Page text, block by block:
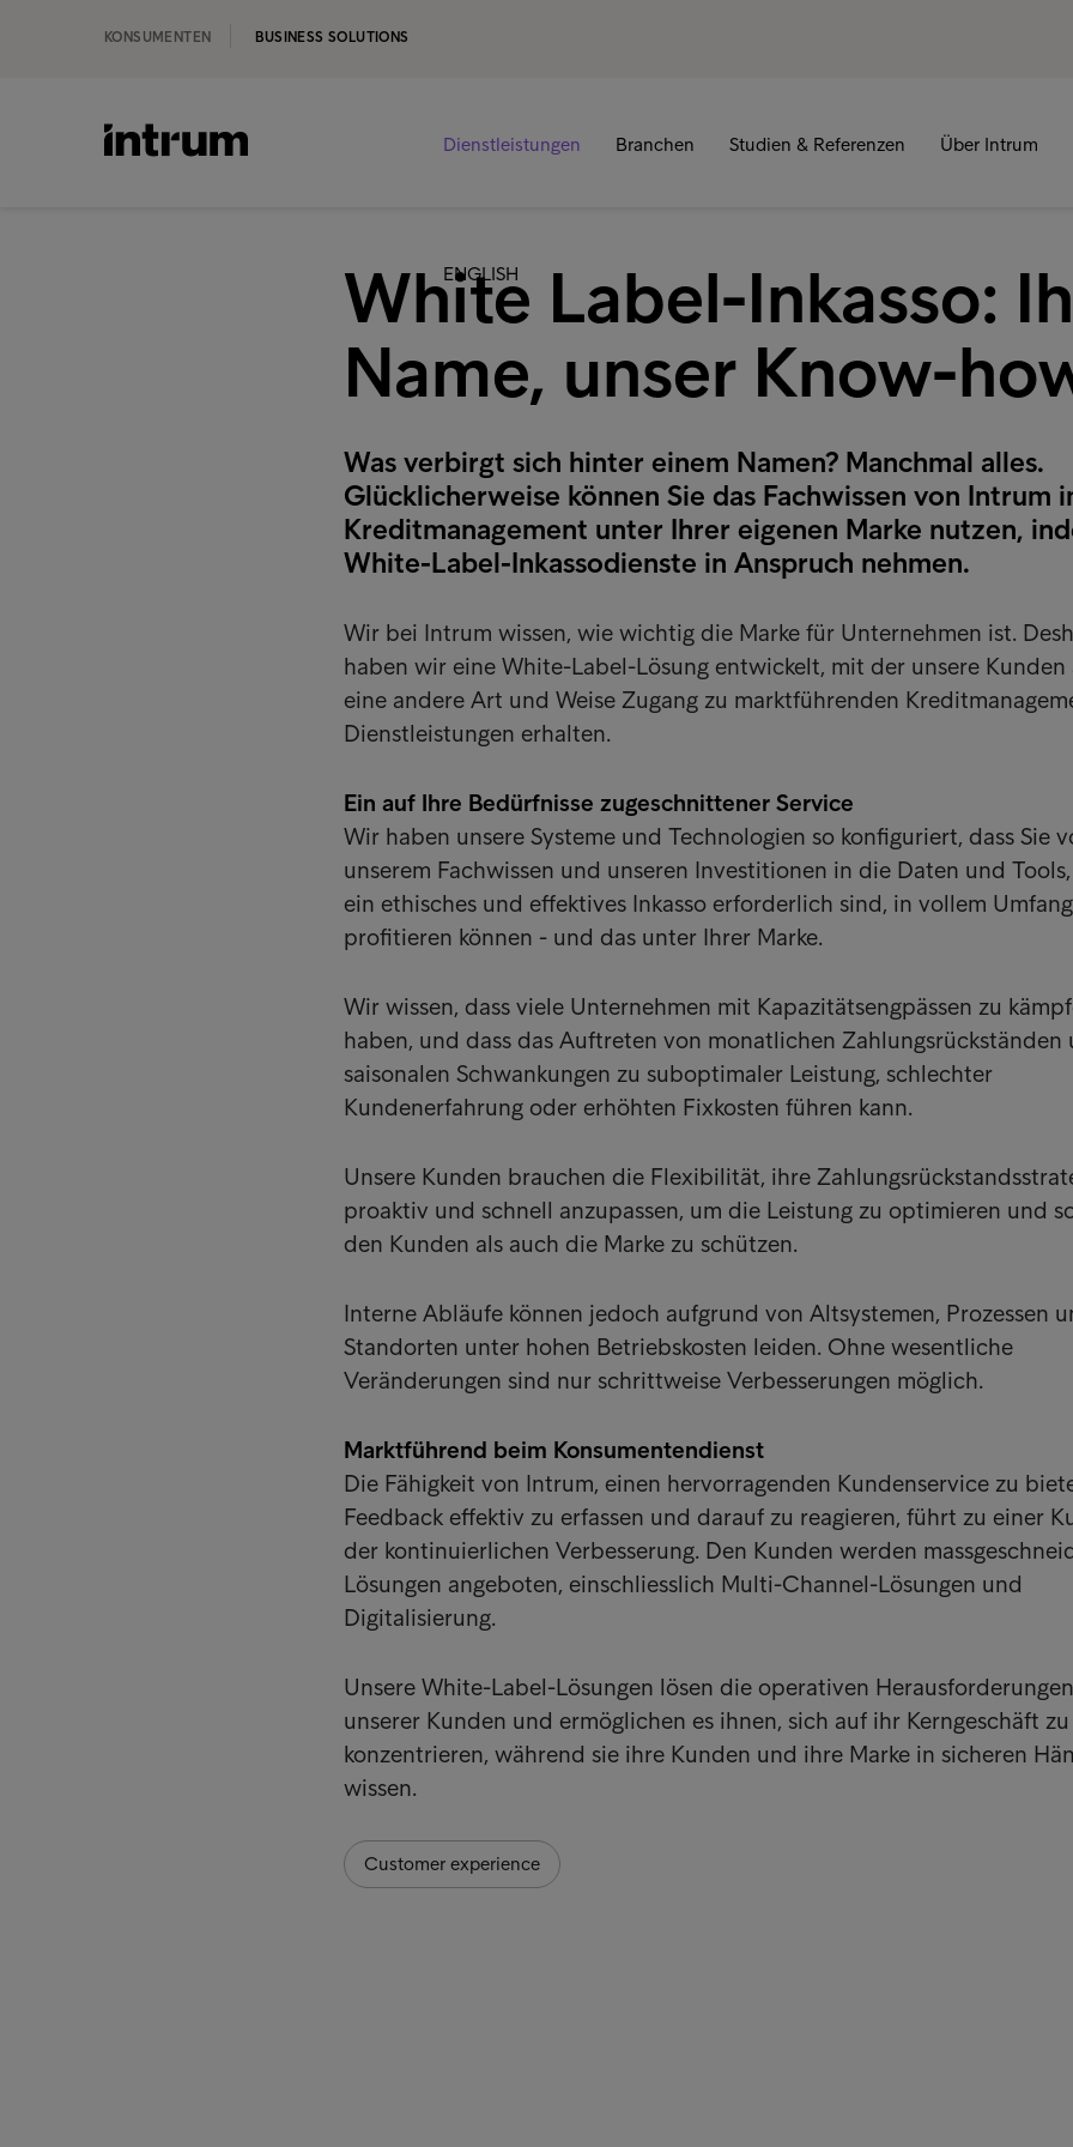
KONSUMENTEN BUSINESS SOLUTIONS
Dienstleistungen Branchen Studien & Referenzen Über Intrum
ENGLISH
White Label-Inkasso:
Name, unser Know-
Was verbirgt sich hinter einem Namen? Manchmal alles.
Glücklicherweise können Sie das Fachwissen von Intrum
Kreditmanagement unter Ihrer eigenen Marke nutzen,
White-Label-Inkassodienste in Anspruch nehmen.
Wir bei Intrum wissen, wie wichtig die Marke für Unternehmen ist.
haben wir eine White-Label-Lösung entwickelt, mit der unsere Kunden
eine andere Art und Weise Zugang zu marktführenden
Dienstleistungen erhalten.
Ein auf Ihre Bedürfnisse zugeschnittener Service
Wir haben unsere Systeme und Technologien so konfiguriert, dass Sie
unserem Fachwissen und unseren Investitionen in die Daten und
ein ethisches und effektives Inkasso erforderlich sind, in vollem Umfang
profitieren können - und das unter Ihrer Marke.
Wir wissen, dass viele Unternehmen mit Kapazitätsengpässen zu
haben, und dass das Auftreten von monatlichen Zahlungsrückständen
saisonalen Schwankungen zu suboptimaler Leistung, schlechter
Kundenerfahrung oder erhöhten Fixkosten führen kann.
Unsere Kunden brauchen die Flexibilität, ihre
proaktiv und schnell anzupassen, um die Leistung zu optimieren und
den Kunden als auch die Marke zu schützen.
Interne Abläufe können jedoch aufgrund von Altsystemen, Prozessen
Standorten unter hohen Betriebskosten leiden. Ohne wesentliche
Veränderungen sind nur schrittweise Verbesserungen möglich.
Marktführend beim Konsumentendienst
Die Fähigkeit von Intrum, einen hervorragenden Kundenservice zu
Feedback effektiv zu erfassen und darauf zu reagieren, führt zu einer
der kontinuierlichen Verbesserung. Den Kunden werden
Lösungen angeboten, einschliesslich Multi-Channel-Lösungen und
Digitalisierung.
Unsere White-Label-Lösungen lösen die operativen Herausforderungen
unserer Kunden und ermöglichen es ihnen, sich auf ihr Kerngeschäft zu
konzentrieren, während sie ihre Kunden und ihre Marke in sicheren
wissen.
Customer experience